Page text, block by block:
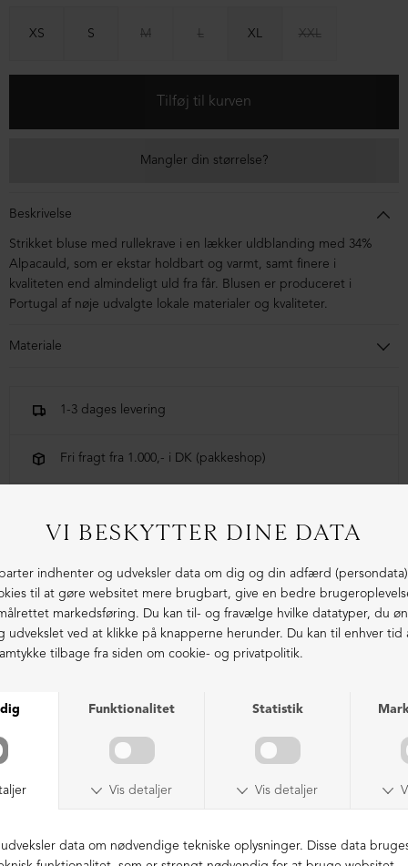
XS S M L XL XXL
Mangler din størrelse?
Beskrivelse
Strikket bluse med rullekrave i en lækker uldblanding med 34%
Alpacauld, som er ekstar holdbart og varmt, samt finere i
kvaliteten end almindeligt uld fra får. Blusen er produceret i
Portugal af nøje udvalgte lokale materialer og kvaliteter.
Materiale
1-3 dages levering
Fri fragt fra 1.000,- i DK (pakkeshop)
LIGNENDE PRODUKTER
ØKOLOGISK BOMULD ØKOLOGISK BOMULD